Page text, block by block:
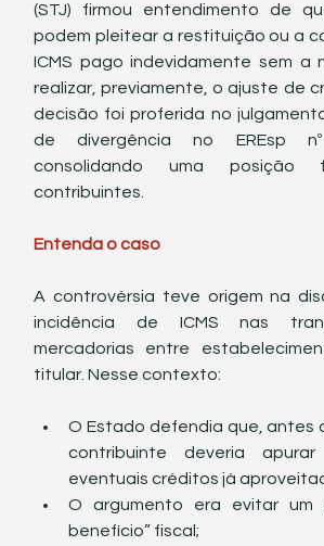
(STJ) firmou entendimento de
podem pleitear a restituição ou a
ICMS pago indevidamente sem a
realizar, previamente, o ajuste de
decisão foi proferida no
de divergência no EREsp nº
consolidando uma posição
contribuintes.
Entenda o caso
A controvérsia teve origem na
incidência de ICMS nas
mercadorias entre
titular. Nesse contexto:
O Estado defendia que, antes
contribuinte deveria
eventuais créditos já
O argumento era evitar um
benefício” fiscal;